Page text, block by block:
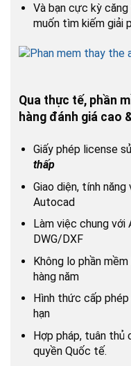
Và bạn cực kỳ
muốn tìm kiếm giải
Qua thực tế, phần
hàng đánh giá cao
Giấy phép license
thấp
Giao diện, tính
Autocad
Làm việc chung
DWG/DXF
Không lo phần
hàng năm
Hình thức cấp
hạn
Hợp pháp, tuân thủ
quyền Quốc tế.